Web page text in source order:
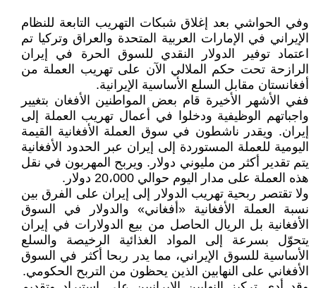
وفي الحواشي بعد إغلاق شبكات التهريب التابعة للنظام
الإيراني في الإمارات العربية المتحدة والعراق وتركيا تم
اعتماد توفير الدولار النقدي للسوق الحرة في إيران
الرازحة تحت حكم الملالي الآن على تهريب العملة من
أفغانستان مقابل السلع الأساسية الإيرانية.
ففي الأشهر الأخيرة قام بعض المواطنين الأفغان بتغيير
واجباتهم الوظيفية ودخلوا في أعمال تهريب العملة إلى
إيران. ويقدر ناشطون في سوق العملة الأفغانية القيمة
اليومية للعملة المستوردة إلى إيران عبر الحدود الأفغانية
يتم تقدير أكثر من مليوني دولار. ويربح المهربون في نقل
هذه العملة على مدار اليوم حوالي 20،000 دولار.
ولا تقتصر ربحية تهريب الدولار إلى إيران على الفرق بين
نسبة العملة الأفغانية «أفغاني» والدولار في السوق
الأفغانية بل الريال الحاصل من بيع الدولارات في إيران
يتحوّل بسرعة إلى المواد الغذائية الرخيصة والسلع
الأساسية للسوق الإيراني، مما يدر ربحا أكثر في السوق
الأفغاني على النهابين الذين يحظون من التربح الحكومي.